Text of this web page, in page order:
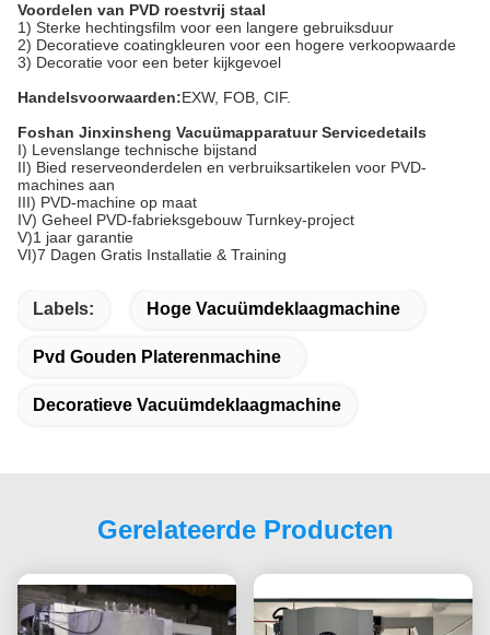
Voordelen van PVD roestvrij staal
1) Sterke hechtingsfilm voor een langere gebruiksduur
2) Decoratieve coatingkleuren voor een hogere verkoopwaarde
3) Decoratie voor een beter kijkgevoel
Handelsvoorwaarden:EXW, FOB, CIF.
Foshan Jinxinsheng Vacuümapparatuur Servicedetails
I) Levenslange technische bijstand
II) Bied reserveonderdelen en verbruiksartikelen voor PVD-
machines aan
III) PVD-machine op maat
IV) Geheel PVD-fabrieksgebouw Turnkey-project
V)1 jaar garantie
VI)7 Dagen Gratis Installatie & Training
Labels: Hoge Vacuümdeklaagmachine
Pvd Gouden Platerenmachine
Decoratieve Vacuümdeklaagmachine
Gerelateerde Producten